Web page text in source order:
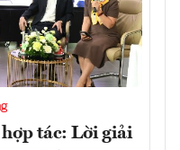
tác: Lời giải